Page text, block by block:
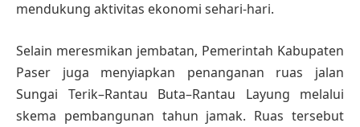
mendukung aktivitas ekonomi sehari-hari.
Selain meresmikan jembatan, Pemerintah Kabupaten
Paser juga menyiapkan penanganan ruas jalan
Sungai Terik–Rantau Buta–Rantau Layung melalui
skema pembangunan tahun jamak. Ruas tersebut